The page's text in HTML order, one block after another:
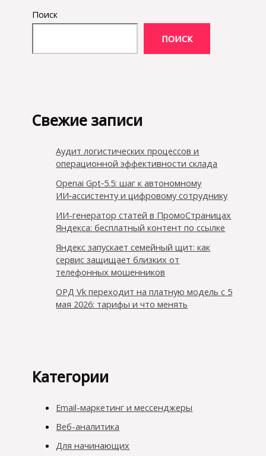
Поиск
ПОИСК
Свежие записи
Аудит логистических процессов и
операционной эффективности склада
Openai Gpt‑5.5: шаг к автономному
ИИ‑ассистенту и цифровому сотруднику
ИИ-генератор статей в ПромоСтраницах
Яндекса: бесплатный контент по ссылке
Яндекс запускает семейный щит: как
сервис защищает близких от
телефонных мошенников
ОРД Vk переходит на платную модель с 5
мая 2026: тарифы и что менять
Категории
Email-маркетинг и мессенджеры
Веб-аналитика
Для начинающих